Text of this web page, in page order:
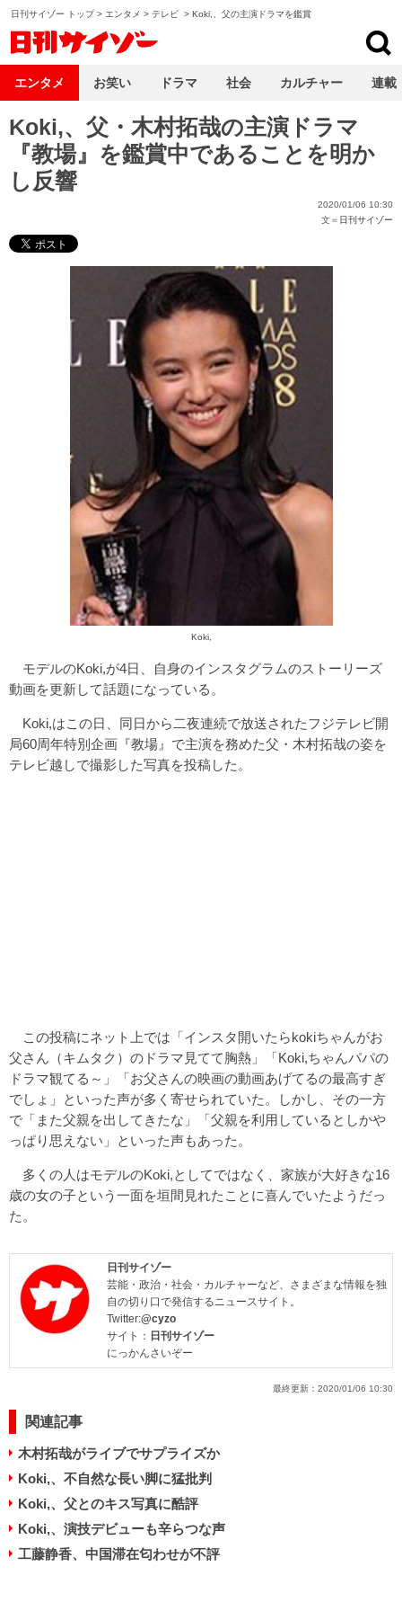
日刊サイゾー トップ> エンタメ > テレビ > Koki,、父の主演ドラマを鑑賞
Koki,、父・木村拓哉の主演ドラマ
『教場』を鑑賞中であることを明か
し反響
2020/01/06 10:30
文＝ 日刊サイゾー
Koki,
モデルのKoki,が4日、自身のインスタグラムのストーリーズ
動画を更新して話題になっている。
Koki,はこの日、同日から二夜連続で放送されたフジテレビ開
局60周年特別企画『教場』で主演を務めた父・木村拓哉の姿を
テレビ越しで撮影した写真を投稿した。
この投稿にネット上では「インスタ開いたらkokiちゃんがお
父さん（キムタク）のドラマ見てて胸熱」「Koki,ちゃんパパの
ドラマ観てる～」「お父さんの映画の動画あげてるの最高すぎ
でしょ」といった声が多く寄せられていた。しかし、その一方
で「また父親を出してきたな」「父親を利用しているとしかや
っぱり思えない」といった声もあった。
多くの人はモデルのKoki,としてではなく、家族が大好きな16
歳の女の子という一面を垣間見れたことに喜んでいたようだっ
た。
日刊サイゾー
芸能・政治・社会・カルチャーなど、さまざまな情報を独
自の切り口で発信するニュースサイト。
Twitter:@cyzo
サイト： 日刊サイゾー
にっかんさいぞー
最終更新： 2020/01/06 10:30
関連記事
木村拓哉がライブでサプライズか
Koki,、不自然な長い脚に猛批判
Koki,、父とのキス写真に酷評
Koki,、演技デビューも辛らつな声
工藤静香、中国滞在匂わせが不評
エンタメ お笑い ドラマ 社会 カルチャー 連載